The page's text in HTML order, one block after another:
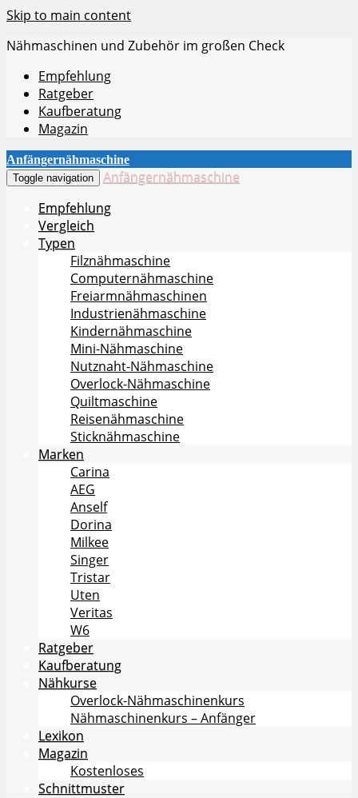
Skip to main content
Nähmaschinen und Zubehör im großen Check
Empfehlung
Ratgeber
Kaufberatung
Magazin
Anfängernähmaschine
Toggle navigation
Anfängernähmaschine
Empfehlung
Vergleich
Typen
Filznähmaschine
Computernähmaschine
Freiarmnähmaschinen
Industrienähmaschine
Kindernähmaschine
Mini-Nähmaschine
Nutznaht-Nähmaschine
Overlock-Nähmaschine
Quiltmaschine
Reisenähmaschine
Sticknähmaschine
Marken
Carina
AEG
Anself
Dorina
Milkee
Singer
Tristar
Uten
Veritas
W6
Ratgeber
Kaufberatung
Nähkurse
Overlock-Nähmaschinenkurs
Nähmaschinenkurs – Anfänger
Lexikon
Magazin
Kostenloses
Schnittmuster